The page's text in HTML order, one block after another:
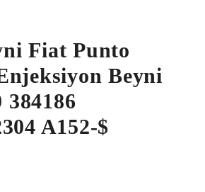
Fiat Punto
Beyni
384186
A152-$